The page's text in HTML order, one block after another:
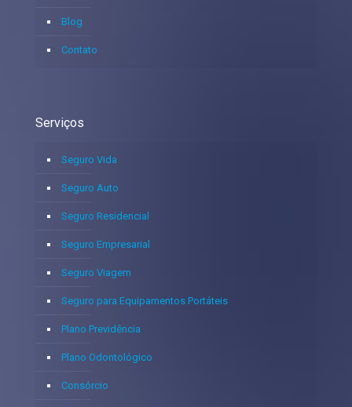
Blog
Contato
Serviços
Seguro Vida
Seguro Auto
Seguro Residencial
Seguro Empresarial
Seguro Viagem
Seguro para Equipamentos Portáteis
Plano Previdência
Plano Odontológico
Consórcio